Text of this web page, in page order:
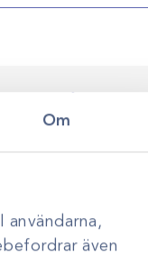
Om
även
rådgivning
klinikens långsiktiga